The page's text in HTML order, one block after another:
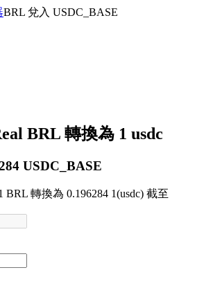
的永續合約
BRL 兌入 USDC_BASE
BRL 轉換為 1 usdc
USDC_BASE
BRL 轉換為 0.196284 1(usdc) 截至